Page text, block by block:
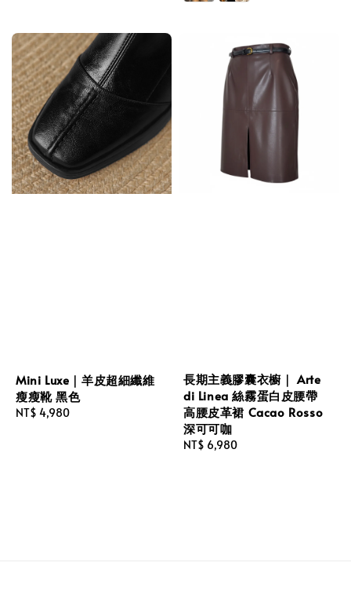
Mini Luxe｜羊皮超細纖維
瘦瘦靴 黑色
Regular
NT$ 4,980
長期主義膠囊衣櫥｜ Arte
di Linea 絲霧蛋白皮腰帶
高腰皮革裙 Cacao Rosso
深可可咖
Regular
NT$ 6,980